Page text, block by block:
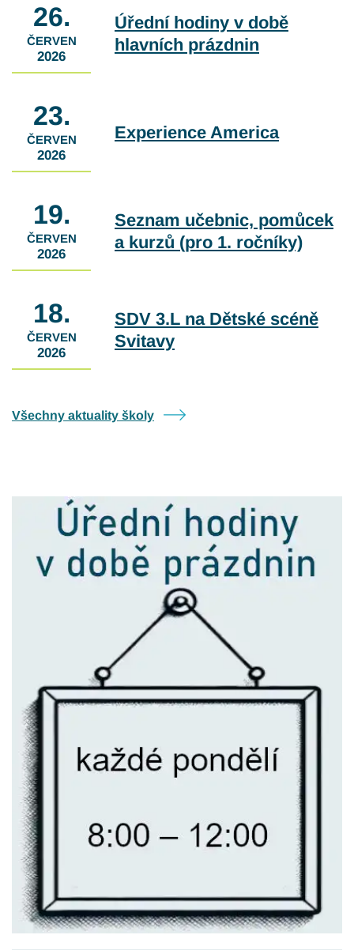
26.
ČERVEN
2026
Úřední hodiny v době
hlavních prázdnin
23.
ČERVEN
2026
Experience America
19.
ČERVEN
2026
Seznam učebnic, pomůcek
a kurzů (pro 1. ročníky)
18.
ČERVEN
2026
SDV 3.L na Dětské scéně
Svitavy
Všechny aktuality školy